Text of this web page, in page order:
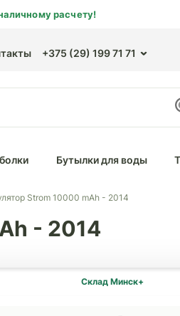
расчету!
+375 (29) 199 71 71
Бутылки для воды
Strom 10000 mAh - 2014
- 2014
Склад Минск+